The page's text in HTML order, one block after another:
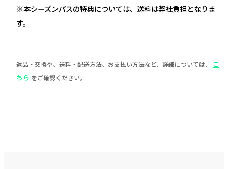
※本シーズンパスの特典については、送料は弊社負担となりま
す。
返品・交換や、送料・配送方法、お支払い方法など、詳細については、
こ
ちら をご確認ください。